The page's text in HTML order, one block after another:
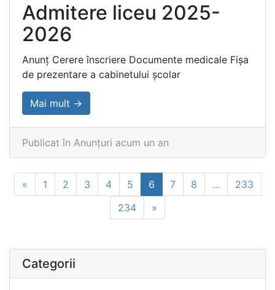
Admitere liceu 2025-
2026
Anunț Cerere înscriere Documente medicale Fișa
de prezentare a cabinetului școlar
Mai mult →
Publicat în Anunțuri acum un an
« 1 2 3 4 5 6 7 8 ...
233
234
»
Categorii